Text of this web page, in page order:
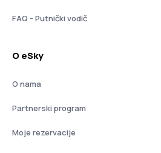
FAQ - Putnički vodič
O eSky
O nama
Partnerski program
Moje rezervacije